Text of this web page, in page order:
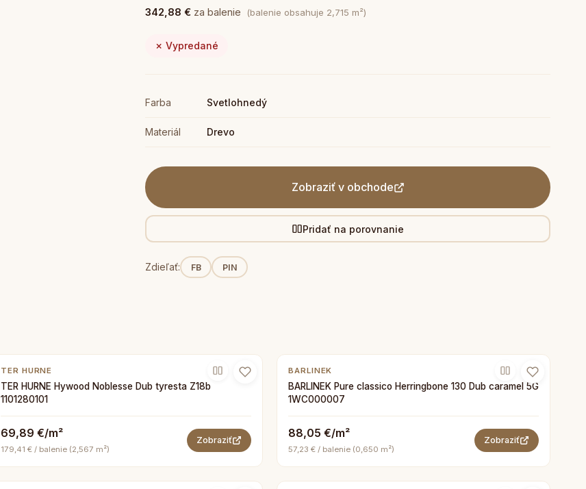
342,88 € za balenie (balenie obsahuje 2,715 m²)
✗ Vypredané
Farba Svetlohnedý
Materiál Drevo
Zobraziť v obchode
Pridať na porovnanie
Zdieľať: FB PIN
TER HURNE
TER HURNE Hywood Noblesse Dub tyresta Z18b
1101280101
69,89 €/m²
179,41 € / balenie (2,567 m²)
Zobraziť
BARLINEK
BARLINEK Pure classico Herringbone 130 Dub caramel 5G
1WC000007
88,05 €/m²
57,23 € / balenie (0,650 m²)
Zobraziť